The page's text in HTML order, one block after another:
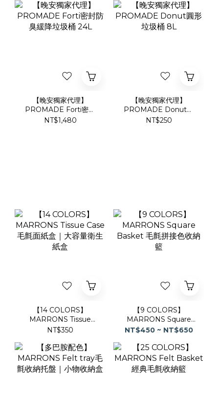
【晚安獨家代理】
PROMADE Forti密封
防臭緩降垃圾桶 24L
NT$1,480
【晚安獨家代理】
PROMADE Donut圓
形垃圾桶 8L
NT$250
【14 COLORS】
MARRONS Tissue
Case毛氈面紙盒｜大容
NT$350
【9 COLORS】
MARRONS Square
Basket 毛氈拼接色收納
NT$450 ~ NT$650